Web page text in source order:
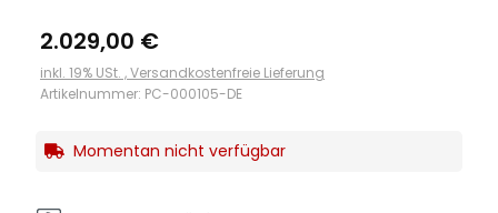
2.029,00 €
inkl. 19% USt. ,Versandkostenfreie Lieferung
Artikelnummer: PC-000105-DE
Momentan nicht verfügbar